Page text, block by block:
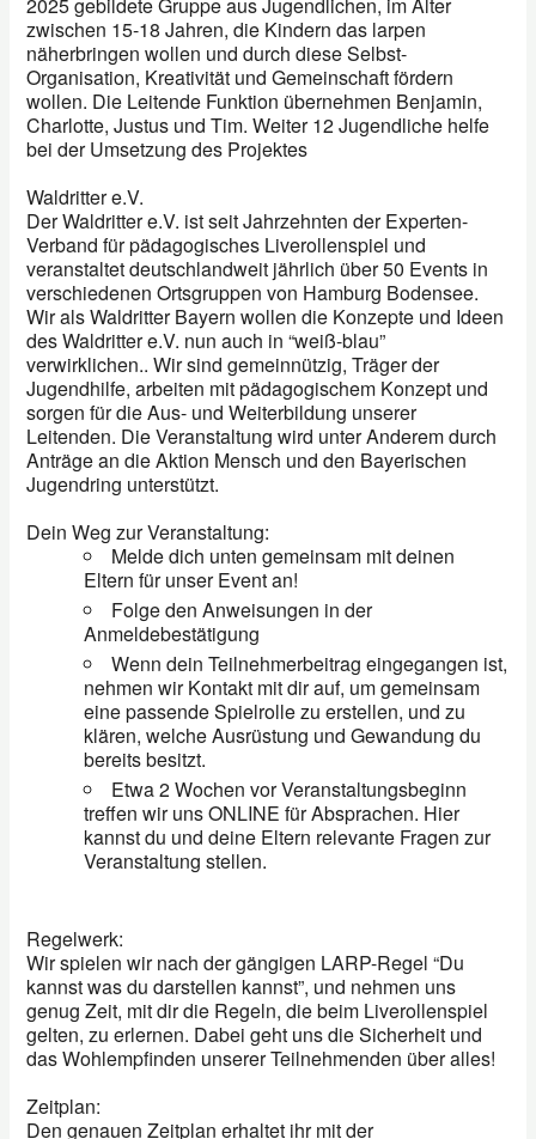
2025 gebildete Gruppe aus Jugendlichen, im Alter
zwischen 15-18 Jahren, die Kindern das larpen
näherbringen wollen und durch diese Selbst-
Organisation, Kreativität und Gemeinschaft fördern
wollen. Die Leitende Funktion übernehmen Benjamin,
Charlotte, Justus und Tim. Weiter 12 Jugendliche helfe
bei der Umsetzung des Projektes
Waldritter e.V.
Der Waldritter e.V. ist seit Jahrzehnten der Experten-
Verband für pädagogisches Liverollenspiel und
veranstaltet deutschlandweit jährlich über 50 Events in
verschiedenen Ortsgruppen von Hamburg Bodensee.
Wir als Waldritter Bayern wollen die Konzepte und Ideen
des Waldritter e.V. nun auch in “weiß-blau”
verwirklichen.. Wir sind gemeinnützig, Träger der
Jugendhilfe, arbeiten mit pädagogischem Konzept und
sorgen für die Aus- und Weiterbildung unserer
Leitenden. Die Veranstaltung wird unter Anderem durch
Anträge an die Aktion Mensch und den Bayerischen
Jugendring unterstützt.
Dein Weg zur Veranstaltung:
Melde dich unten gemeinsam mit deinen
Eltern für unser Event an!
Folge den Anweisungen in der
Anmeldebestätigung
Wenn dein Teilnehmerbeitrag eingegangen ist,
nehmen wir Kontakt mit dir auf, um gemeinsam
eine passende Spielrolle zu erstellen, und zu
klären, welche Ausrüstung und Gewandung du
bereits besitzt.
Etwa 2 Wochen vor Veranstaltungsbeginn
treffen wir uns ONLINE für Absprachen. Hier
kannst du und deine Eltern relevante Fragen zur
Veranstaltung stellen.
Regelwerk:
Wir spielen wir nach der gängigen LARP-Regel “Du
kannst was du darstellen kannst”, und nehmen uns
genug Zeit, mit dir die Regeln, die beim Liverollenspiel
gelten, zu erlernen. Dabei geht uns die Sicherheit und
das Wohlempfinden unserer Teilnehmenden über alles!
Zeitplan:
Den genauen Zeitplan erhaltet ihr mit der